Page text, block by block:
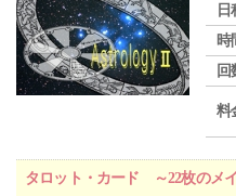
日
時
回
料
タロット・カード ～22枚のメ